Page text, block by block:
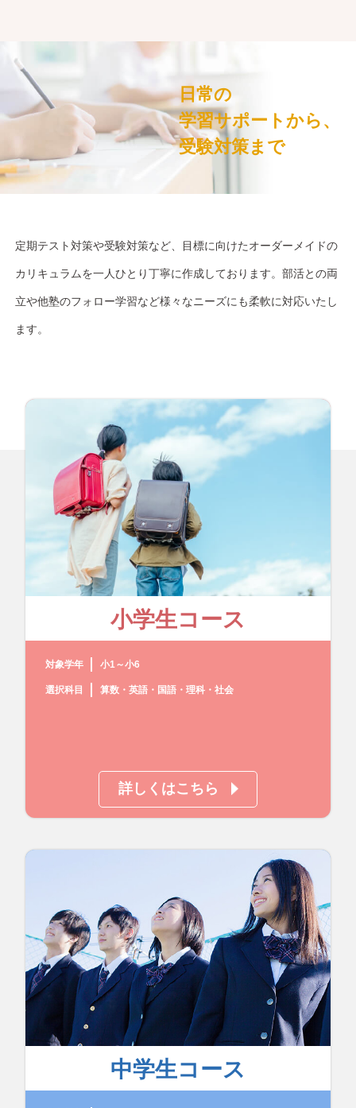
日常の
学習サポートから、
受験対策まで
定期テスト対策や受験対策など、目標に向けたオーダーメイドの
カリキュラムを一人ひとり丁寧に作成しております。部活との両
立や他塾のフォロー学習など様々なニーズにも柔軟に対応いたし
ます。
小学生コース
対象学年 小1～小6
選択科目 算数・英語・国語・理科・社会
詳しくはこちら
中学生コース